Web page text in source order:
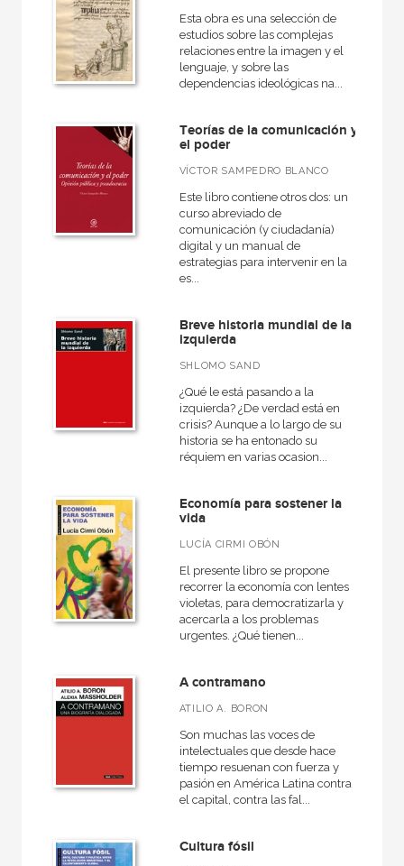
Esta obra es una selección de
estudios sobre las complejas
relaciones entre la imagen y el
lenguaje, y sobre las
dependencias ideológicas na...
Teorías de la comunicación y
el poder
VÍCTOR SAMPEDRO BLANCO
Este libro contiene otros dos: un
curso abreviado de
comunicación (y ciudadanía)
digital y un manual de
estrategias para intervenir en la
es...
Breve historia mundial de la
izquierda
SHLOMO SAND
¿Qué le está pasando a la
izquierda? ¿De verdad está en
crisis? Aunque a lo largo de su
historia se ha entonado su
réquiem en varias ocasion...
Economía para sostener la
vida
LUCÍA CIRMI OBÓN
El presente libro se propone
recorrer la economía con lentes
violetas, para democratizarla y
acercarla a los problemas
urgentes. ¿Qué tienen...
A contramano
ATILIO A. BORON
Son muchas las voces de
intelectuales que desde hace
tiempo resuenan con fuerza y
pasión en América Latina contra
el capital, contra las fal...
Cultura fósil